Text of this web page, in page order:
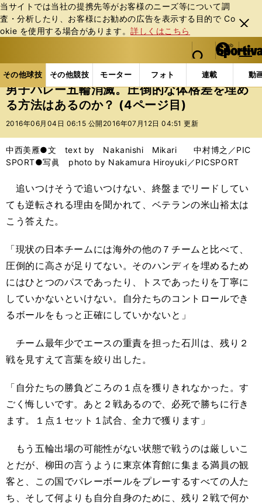
当サイトでは当社の提携先等がお客様のニーズ等について調
査・分析したり、お客様にお勧めの広告を表⽰する⽬的で Co
okie を使⽤する場合があります。詳しくはこちら
閉じ
る
web Sportiva (webスポルティーバ)
検索
マイペ
ー
ジ
メニュ
その他球技 その他競技 モーター フォト 連載 動
ス
ポ
ル
バ
その他球技の記事一覧 バレー 男子バレー五輪消滅
男子バレー五輪消滅。圧倒的な体格差を埋め
る方法はあるのか？ (4ページ目)
2016年06月04日 06:15 公開 2016年07月12日 04:51 更新
中西美雁●文 text by Nakanishi Mikari 中村博之／PIC
SPORT●写眞 photo by Nakamura Hiroyuki／PICSPORT
追いつけそうで追いつけない、終盤までリードしてい
ても逆転される理由を聞かれて、ベテランの米山裕太は
こう答えた。
「現状の日本チームには海外の他の７チームと比べて、
圧倒的に高さが足りてない。そのハンディを埋めるため
にはひとつのパスであったり、トスであったりを丁寧に
していかないといけない。自分たちのコントロールでき
るボールをもっと正確にしていかないと」
チーム最年少でエースの重責を担った石川は、残り２
戦を見すえて言葉を絞り出した。
「自分たちの勝負どころの１点を獲りきれなかった。す
ごく悔しいです。あと２戦あるので、必死で勝ちに行き
ます。１点１セット１試合、全力で獲ります」
もう五輪出場の可能性がない状態で戦うのは厳しいこ
とだが、柳田の言うように東京体育館に集まる満員の観
客と、この国でバレーボールをプレーするすべての人た
ち、そして何よりも自分自身のために、残り２戦で何か